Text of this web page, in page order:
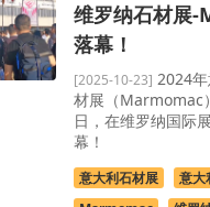
维罗纳石材展
落幕！
[2025-10-23] 2024
材展（Marmomac
日，在维罗纳国际
幕！
意大利石材展
意大